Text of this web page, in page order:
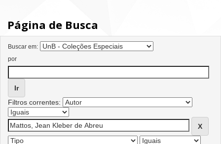
Página de Busca
Buscar em:
por
Filtros correntes: